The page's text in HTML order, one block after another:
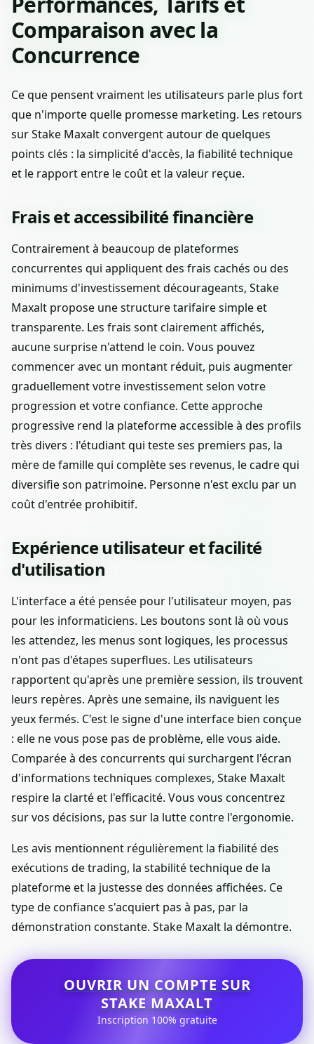
Comparaison avec la
Concurrence
Ce que pensent vraiment les utilisateurs parle plus fort
que n'importe quelle promesse marketing. Les retours
sur Stake Maxalt convergent autour de quelques
points clés : la simplicité d'accès, la fiabilité technique
et le rapport entre le coût et la valeur reçue.
Frais et accessibilité financière
Contrairement à beaucoup de plateformes
concurrentes qui appliquent des frais cachés ou des
minimums d'investissement décourageants, Stake
Maxalt propose une structure tarifaire simple et
transparente. Les frais sont clairement affichés,
aucune surprise n'attend le coin. Vous pouvez
commencer avec un montant réduit, puis augmenter
graduellement votre investissement selon votre
progression et votre confiance. Cette approche
progressive rend la plateforme accessible à des profils
très divers : l'étudiant qui teste ses premiers pas, la
mère de famille qui complète ses revenus, le cadre qui
diversifie son patrimoine. Personne n'est exclu par un
coût d'entrée prohibitif.
Expérience utilisateur et facilité
d'utilisation
L'interface a été pensée pour l'utilisateur moyen, pas
pour les informaticiens. Les boutons sont là où vous
les attendez, les menus sont logiques, les processus
n'ont pas d'étapes superflues. Les utilisateurs
rapportent qu'après une première session, ils trouvent
leurs repères. Après une semaine, ils naviguent les
yeux fermés. C'est le signe d'une interface bien conçue
: elle ne vous pose pas de problème, elle vous aide.
Comparée à des concurrents qui surchargent l'écran
d'informations techniques complexes, Stake Maxalt
respire la clarté et l'efficacité. Vous vous concentrez
sur vos décisions, pas sur la lutte contre l'ergonomie.
Les avis mentionnent régulièrement la fiabilité des
exécutions de trading, la stabilité technique de la
plateforme et la justesse des données affichées. Ce
type de confiance s'acquiert pas à pas, par la
démonstration constante. Stake Maxalt la démontre.
OUVRIR UN COMPTE SUR
STAKE MAXALT
Inscription 100% gratuite